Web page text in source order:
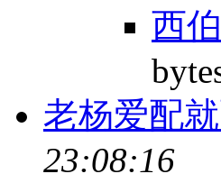
西
老杨爱配
23:08:16